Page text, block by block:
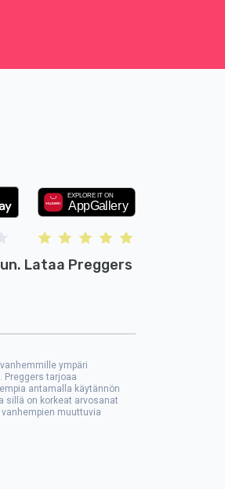
Lataa Preggers
ympäri
tarjoaa
antamalla käytännön
sillä on korkeat arvosanat
muuttuvia